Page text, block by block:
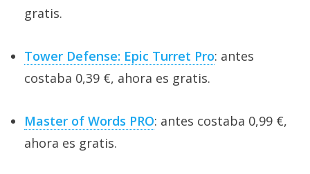
gratis.
Tower Defense: Epic Turret Pro: antes
costaba 0,39 €, ahora es gratis.
Master of Words PRO: antes costaba 0,99 €,
ahora es gratis.